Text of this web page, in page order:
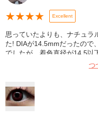
★★★★ Excellent
思っていたよりも、ナチュラ
た! DIAが14.5mmだったので
でしたが、着色直径が14.5以
ュラルに盛る事が出来ました
お色だというところにも惹か
つ